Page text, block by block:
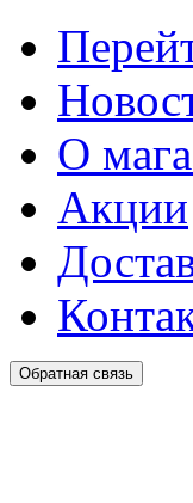
О
Акции
Обратная связь